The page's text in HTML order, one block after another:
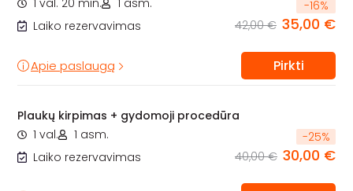
1 val. 20 min.
1 asm.
Laiko rezervavimas
-16%
42,00 € 35,00 €
Apie paslaugą Pirkti
Plaukų kirpimas + gydomoji procedūra
1 val.
1 asm.
Laiko rezervavimas
-25%
40,00 € 30,00 €